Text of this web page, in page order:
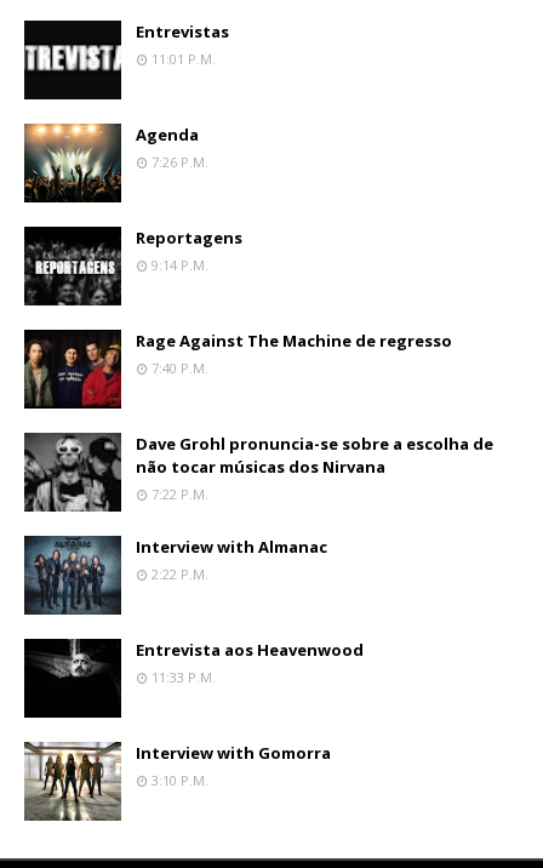
Entrevistas
11:01 P.m.
Agenda
7:26 P.m.
Reportagens
9:14 P.m.
Rage Against The Machine de regresso
7:40 P.m.
Dave Grohl pronuncia-se sobre a escolha de
não tocar músicas dos Nirvana
7:22 P.m.
Interview with Almanac
2:22 P.m.
Entrevista aos Heavenwood
11:33 P.m.
Interview with Gomorra
3:10 P.m.